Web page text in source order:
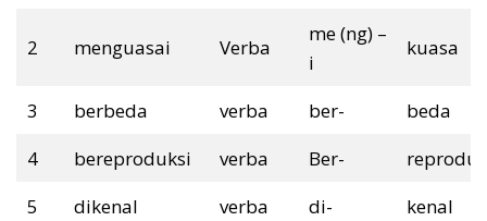
2 menguasai Verba
me (ng) –
i
kuasa
3 berbeda verba ber-
beda
4
bereproduksi verba Ber-
5
dikenal verba di- kenal